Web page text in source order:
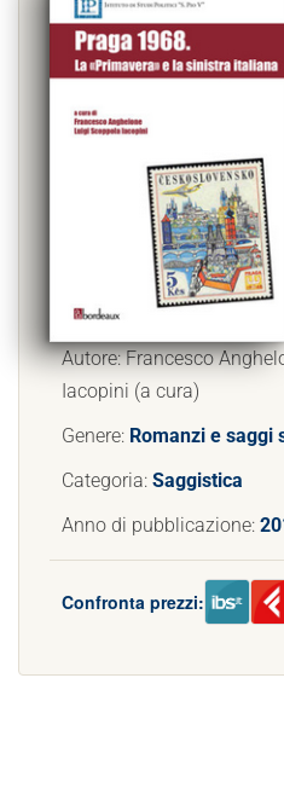
Autore: Francesco
Iacopini (a cura)
Genere: Romanzi e saggi
Categoria: Saggistica
Anno di pubblicazione:
Confronta prezzi: